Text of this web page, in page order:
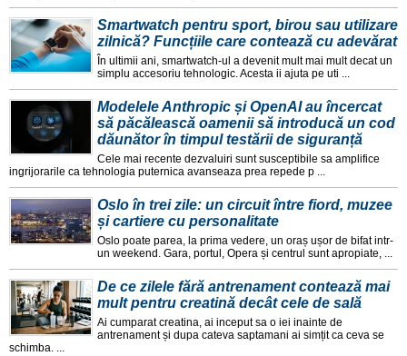
Smartwatch pentru sport, birou sau utilizare
zilnică? Funcțiile care contează cu adevărat
În ultimii ani, smartwatch-ul a devenit mult mai mult decat un
simplu accesoriu tehnologic. Acesta ii ajuta pe uti ...
Modelele Anthropic și OpenAI au încercat
să păcălească oamenii să introducă un cod
dăunător în timpul testării de siguranță
Cele mai recente dezvaluiri sunt susceptibile sa amplifice
ingrijorarile ca tehnologia puternica avanseaza prea repede p ...
Oslo în trei zile: un circuit între fiord, muzee
și cartiere cu personalitate
Oslo poate parea, la prima vedere, un oraș ușor de bifat intr-
un weekend. Gara, portul, Opera și centrul sunt apropiate, ...
De ce zilele fără antrenament contează mai
mult pentru creatină decât cele de sală
Ai cumparat creatina, ai inceput sa o iei inainte de
antrenament și dupa cateva saptamani ai simțit ca ceva se
schimba. ...